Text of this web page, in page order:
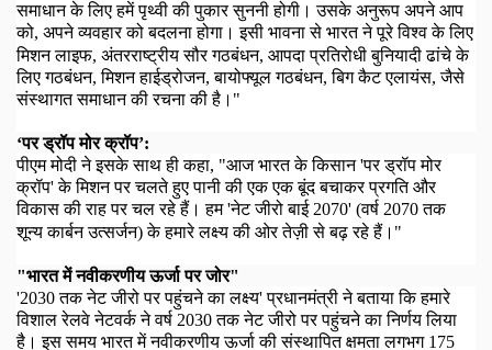
समाधान के लिए हमें पृथ्वी की पुकार सुननी होगी। उसके अनुरूप अपने आप
को, अपने व्यवहार को बदलना होगा । इसी भावना से भारत ने पूरे विश्व के लिए
मिशन लाइफ, अंतरराष्ट्रीय सौर गठबंधन, आपदा प्रतिरोधी बुनियादी ढांचे के
लिए गठबंधन,मिशन हाईड्रोजन,बायोफ्यूल गठबंधन,बिग कैट एलायंस,जैसे
संस्थागत समाधान की रचना की है।"
‘पर ड्रॉप मोर क्रॉप’:
पीएम मोदी ने इसके साथ ही कहा, "आज भारत के किसान 'पर ड्रॉप मोर
क्रॉप' के मिशन पर चलते हुए पानी की एक एक बूंद बचाकर प्रगति और
विकास की राह पर चल रहे हैं । हम 'नेट जीरो बाई 2070' (वर्ष 2070तक
शून्य कार्बन उत्सर्जन) के हमारे लक्ष्य की ओर तेज़ी से बढ़ रहे हैं।"
"भारत में नवीकरणीय ऊर्जा पर जोर"
'2030तक नेट जीरो पर पहुंचने का लक्ष्य' प्रधानमंत्री ने बताया कि हमारे
विशाल रेलवे नेटवर्क ने वर्ष 2030तक नेट जीरो पर पहुंचने का निर्णय लिया
है। इस समय भारत में नवीकरणीय ऊर्जा की संस्थापित क्षमता लगभग 175